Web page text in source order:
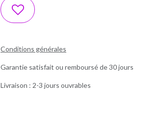
Conditions générales
Garantie satisfait ou remboursé de 30 jours
Livraison : 2-3 jours ouvrables